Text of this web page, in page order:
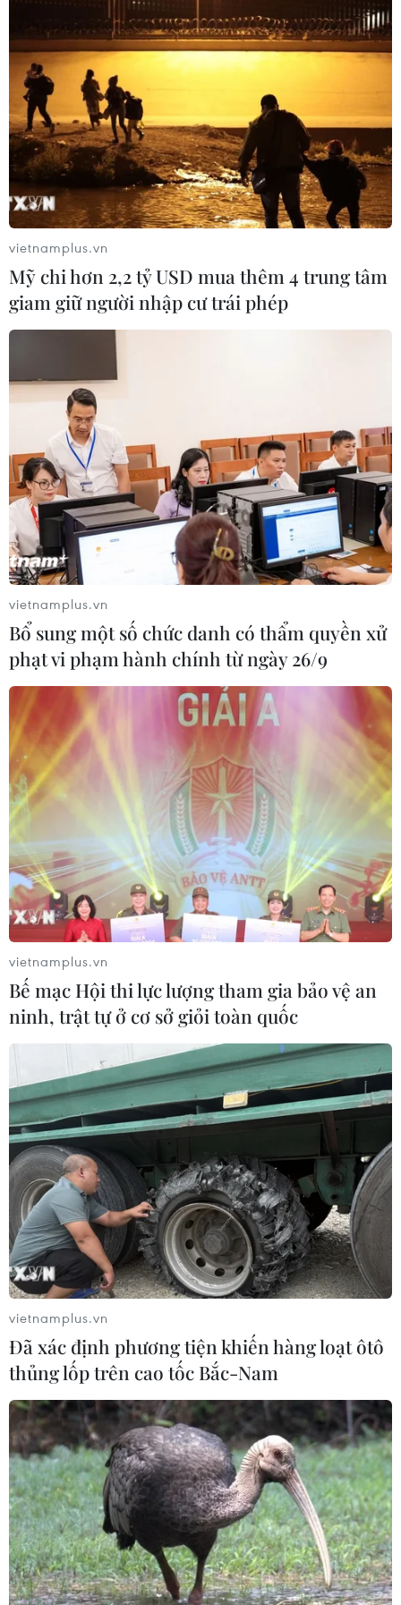
vietnamplus.vn
Mỹ chi hơn 2,2 tỷ USD mua thêm 4 trung tâm
giam giữ người nhập cư trái phép
vietnamplus.vn
Bổ sung một số chức danh có thẩm quyền xử
phạt vi phạm hành chính từ ngày 26/9
vietnamplus.vn
Bế mạc Hội thi lực lượng tham gia bảo vệ an
ninh, trật tự ở cơ sở giỏi toàn quốc
vietnamplus.vn
Đã xác định phương tiện khiến hàng loạt ôtô
thủng lốp trên cao tốc Bắc-Nam